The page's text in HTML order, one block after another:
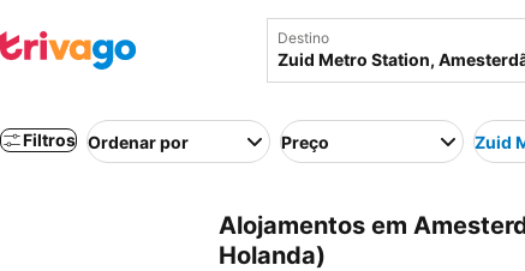
Destino
Filtros Ordenar por Preço Zuid
Alojamentos em
Holanda)